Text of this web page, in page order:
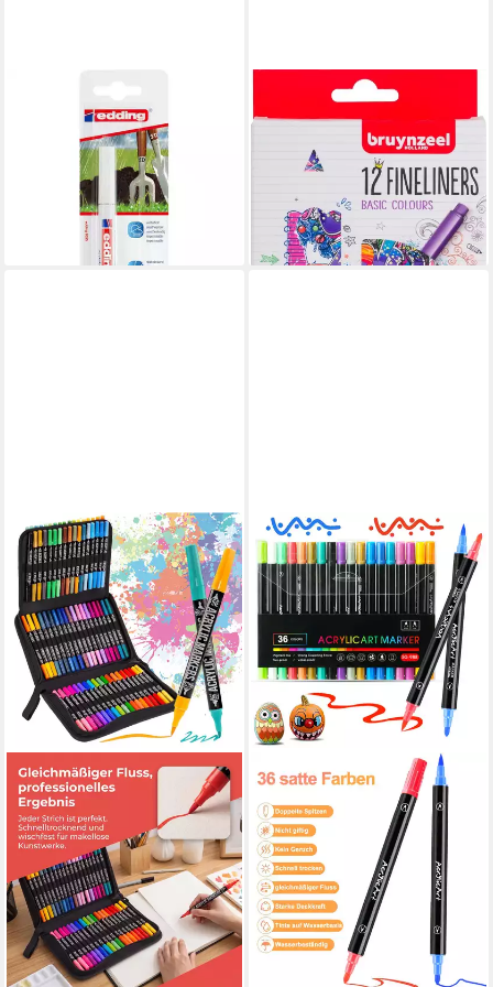
Marker Lackmarker 8055 für
Outdoor mit Rundspitze weiß,
geruchsarm wasserfest
hitzebeständig bis 400 Grad
lieferbar - in 3-4 Werktagen bei dir
BRUYNZEEL
Faserstift, wasserfest
lieferbar - in 3-4 Werktagen bei dir